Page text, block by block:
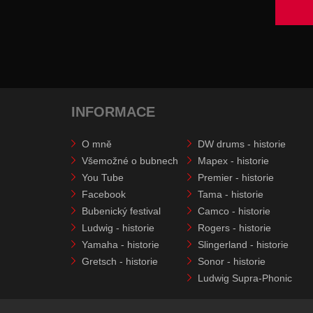
INFORMACE
O mně
Všemožné o bubnech
You Tube
Facebook
Bubenický festival
Ludwig - historie
Yamaha - historie
Gretsch - historie
DW drums - historie
Mapex - historie
Premier - historie
Tama - historie
Camco - historie
Rogers - historie
Slingerland - historie
Sonor - historie
Ludwig Supra-Phonic